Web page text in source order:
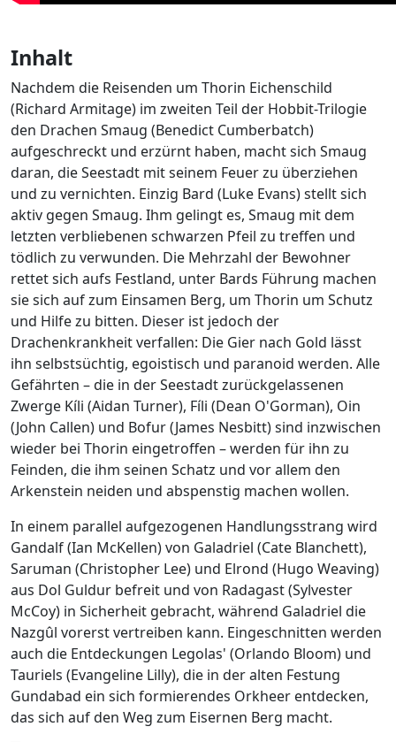
Inhalt
Nachdem die Reisenden um Thorin Eichenschild
(Richard Armitage) im zweiten Teil der Hobbit-Trilogie
den Drachen Smaug (Benedict Cumberbatch)
aufgeschreckt und erzürnt haben, macht sich Smaug
daran, die Seestadt mit seinem Feuer zu überziehen
und zu vernichten. Einzig Bard (Luke Evans) stellt sich
aktiv gegen Smaug. Ihm gelingt es, Smaug mit dem
letzten verbliebenen schwarzen Pfeil zu treffen und
tödlich zu verwunden. Die Mehrzahl der Bewohner
rettet sich aufs Festland, unter Bards Führung machen
sie sich auf zum Einsamen Berg, um Thorin um Schutz
und Hilfe zu bitten. Dieser ist jedoch der
Drachenkrankheit verfallen: Die Gier nach Gold lässt
ihn selbstsüchtig, egoistisch und paranoid werden. Alle
Gefährten – die in der Seestadt zurückgelassenen
Zwerge Kíli (Aidan Turner), Fíli (Dean O'Gorman), Oin
(John Callen) und Bofur (James Nesbitt) sind inzwischen
wieder bei Thorin eingetroffen – werden für ihn zu
Feinden, die ihm seinen Schatz und vor allem den
Arkenstein neiden und abspenstig machen wollen.
In einem parallel aufgezogenen Handlungsstrang wird
Gandalf (Ian McKellen) von Galadriel (Cate Blanchett),
Saruman (Christopher Lee) und Elrond (Hugo Weaving)
aus Dol Guldur befreit und von Radagast (Sylvester
McCoy) in Sicherheit gebracht, während Galadriel die
Nazgûl vorerst vertreiben kann. Eingeschnitten werden
auch die Entdeckungen Legolas' (Orlando Bloom) und
Tauriels (Evangeline Lilly), die in der alten Festung
Gundabad ein sich formierendes Orkheer entdecken,
das sich auf den Weg zum Eisernen Berg macht.